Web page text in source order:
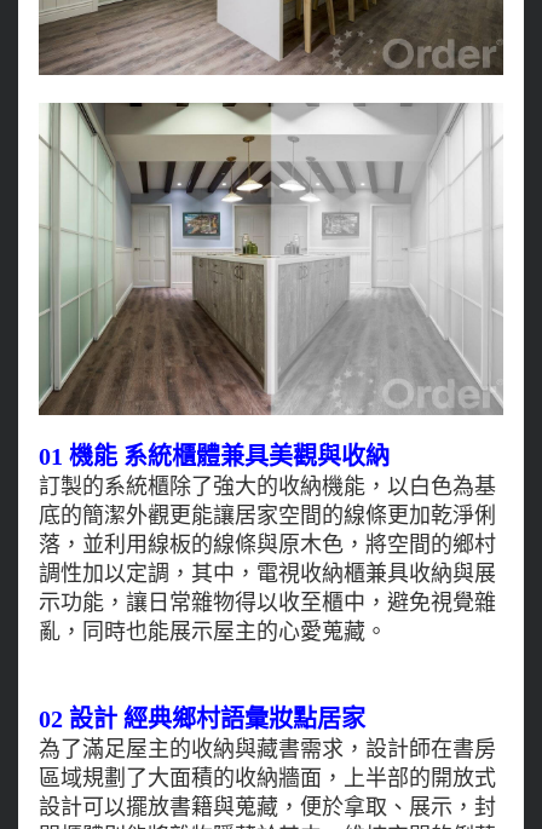
01 機能 系統櫃體兼具美觀與收納
訂製的系統櫃除了強大的收納機能，以白色為基
底的簡潔外觀更能讓居家空間的線條更加乾淨俐
落，並利用線板的線條與原木色，將空間的鄉村
調性加以定調，其中，電視收納櫃兼具收納與展
示功能，讓日常雜物得以收至櫃中，避免視覺雜
亂，同時也能展示屋主的心愛蒐藏。
02 設計 經典鄉村語彙妝點居家
為了滿足屋主的收納與藏書需求，設計師在書房
區域規劃了大面積的收納牆面，上半部的開放式
設計可以擺放書籍與蒐藏，便於拿取、展示，封